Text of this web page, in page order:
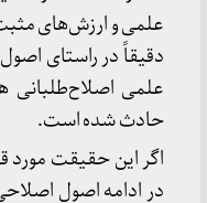
علمی و ارزش‌های
دقیقاً در راستای
علمی
حادث شده است.
اگر این حقیقت مورد
در ادامه اصول